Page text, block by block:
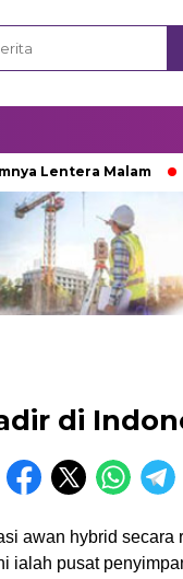
Malam Titik
di
awan hybrid secara
ialah pusat